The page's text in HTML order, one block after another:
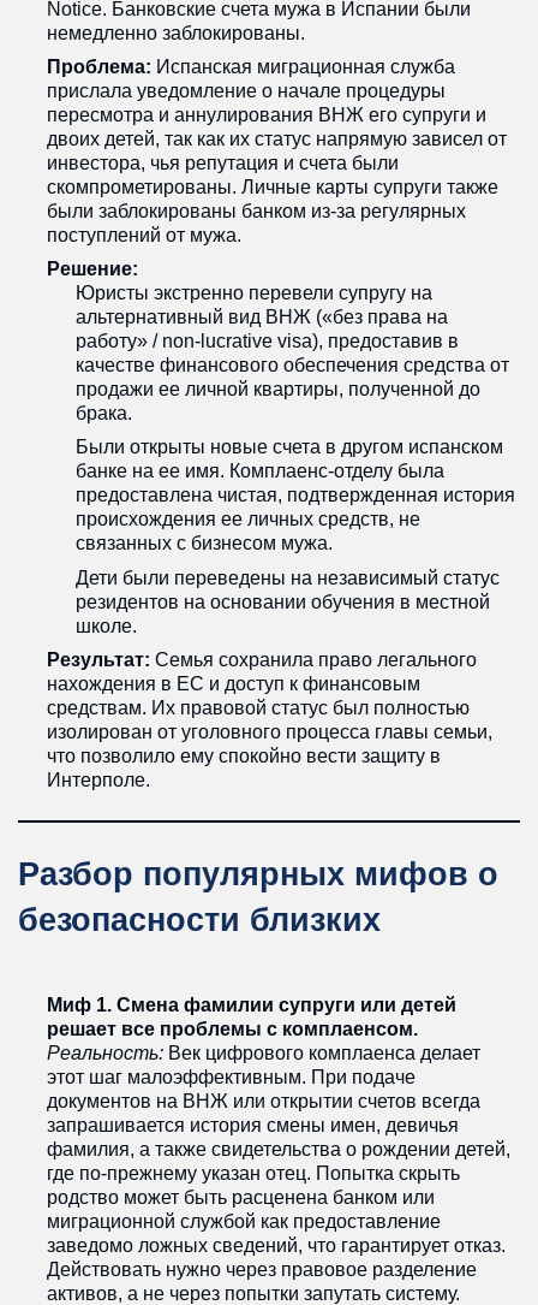
Notice. Банковские счета мужа в Испании были
немедленно заблокированы.
Проблема: Испанская миграционная служба
прислала уведомление о начале процедуры
пересмотра и аннулирования ВНЖ его супруги и
двоих детей, так как их статус напрямую зависел от
инвестора, чья репутация и счета были
скомпрометированы. Личные карты супруги также
были заблокированы банком из-за регулярных
поступлений от мужа.
Решение:
Юристы экстренно перевели супругу на
альтернативный вид ВНЖ («без права на
работу» / non-lucrative visa), предоставив в
качестве финансового обеспечения средства от
продажи ее личной квартиры, полученной до
брака.
Были открыты новые счета в другом испанском
банке на ее имя. Комплаенс-отделу была
предоставлена чистая, подтвержденная история
происхождения ее личных средств, не
связанных с бизнесом мужа.
Дети были переведены на независимый статус
резидентов на основании обучения в местной
школе.
Результат: Семья сохранила право легального
нахождения в ЕС и доступ к финансовым
средствам. Их правовой статус был полностью
изолирован от уголовного процесса главы семьи,
что позволило ему спокойно вести защиту в
Интерполе.
Разбор популярных мифов о
безопасности близких
Миф 1. Смена фамилии супруги или детей
решает все проблемы с комплаенсом.
Реальность: Век цифрового комплаенса делает
этот шаг малоэффективным. При подаче
документов на ВНЖ или открытии счетов всегда
запрашивается история смены имен, девичья
фамилия, а также свидетельства о рождении детей,
где по-прежнему указан отец. Попытка скрыть
родство может быть расценена банком или
миграционной службой как предоставление
заведомо ложных сведений, что гарантирует отказ.
Действовать нужно через правовое разделение
активов, а не через попытки запутать систему.